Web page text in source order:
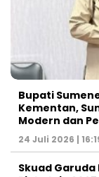
Bupati
Kementan,
Modern dan
24 Juli 2026 |
Skuad Garuda